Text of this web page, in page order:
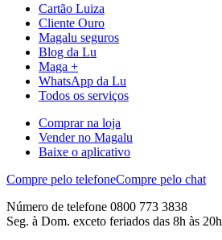
Cartão Luiza
Cliente Ouro
Magalu seguros
Blog da Lu
Maga +
WhatsApp da Lu
Todos os serviços
Comprar na loja
Vender no Magalu
Baixe o aplicativo
Compre pelo telefoneCompre pelo chat
Número de telefone 0800 773 3838
Seg. à Dom. exceto feriados das 8h às 20h